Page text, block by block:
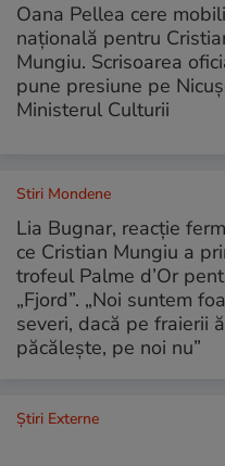
Oana Pellea cere
națională pentru
Mungiu. Scrisoarea
pune presiune pe
Ministerul Culturii
Stiri Mondene
Lia Bugnar, reacție
ce Cristian Mungiu a
trofeul Palme d’Or
„Fjord”. „Noi suntem
severi, dacă pe fraierii
păcălește, pe noi nu”
Știri Externe